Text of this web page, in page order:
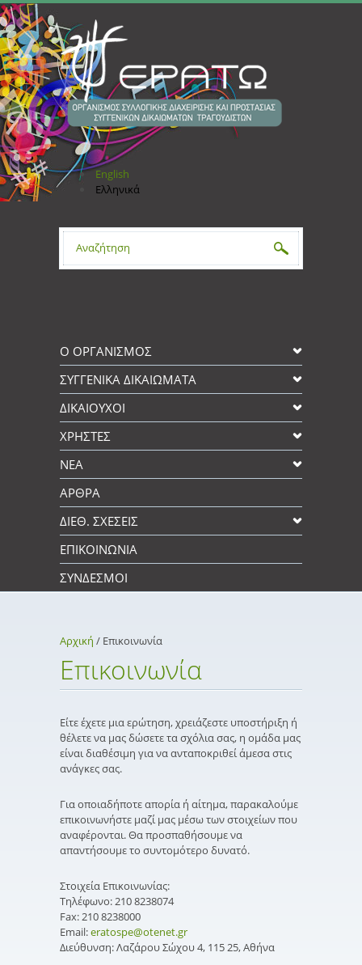
Παράκαμψη προς το κυρίως περιεχόμενο
English
Ελληνικά
Φόρμα αναζήτησης
Ο ΟΡΓΑΝΙΣΜΟΣ
ΣΥΓΓΕΝΙΚΆ ΔΙΚΑΙΩΜΑΤΑ
ΔΙΚΑΙΟΥΧΟΙ
XΡΉΣΤΕΣ
ΝΕΑ
ΑΡΘΡΑ
ΔΙΕΘ. ΣΧΕΣΕΙΣ
ΕΠΙΚΟΙΝΩΝΊΑ
ΣΎΝΔΕΣΜΟΙ
Αρχική / Επικοινωνία
Επικοινωνία
Είτε έχετε μια ερώτηση, χρειάζεστε υποστήριξη ή
θέλετε να μας δώσετε τα σχόλια σας, η ομάδα μας
είναι διαθέσιμη για να ανταποκριθεί άμεσα στις
ανάγκες σας.
Για οποιαδήποτε απορία ή αίτημα, παρακαλούμε
επικοινωνήστε μαζί μας μέσω των στοιχείων που
αναφέρονται. Θα προσπαθήσουμε να
απαντήσουμε το συντομότερο δυνατό.
Στοιχεία Επικοινωνίας:
Τηλέφωνο: 210 8238074
Fax: 210 8238000
Email:eratospe@otenet.gr
Διεύθυνση: Λαζάρου Σώχου 4, 115 25, Αθήνα